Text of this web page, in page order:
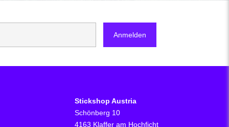
Stickshop Austria
Schönberg 10
4163 Klaffer am Hochficht